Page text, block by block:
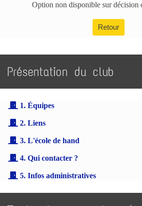
Option non disponible sur décision
Retour
Présentation du club
1. Équipes
2. Liens
3. L'école de hand
4. Qui contacter ?
5. Infos administratives